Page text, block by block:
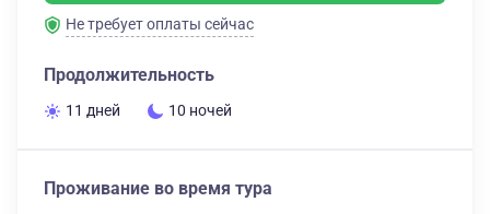
Не требует оплаты сейчас
Продолжительность
11 дней 10 ночей
Проживание во время тура